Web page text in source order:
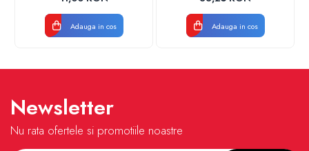
VALDUOTHERM VALROM
Adauga in cos Adauga in cos
Newsletter
Nu rata ofertele si promotiile noastre